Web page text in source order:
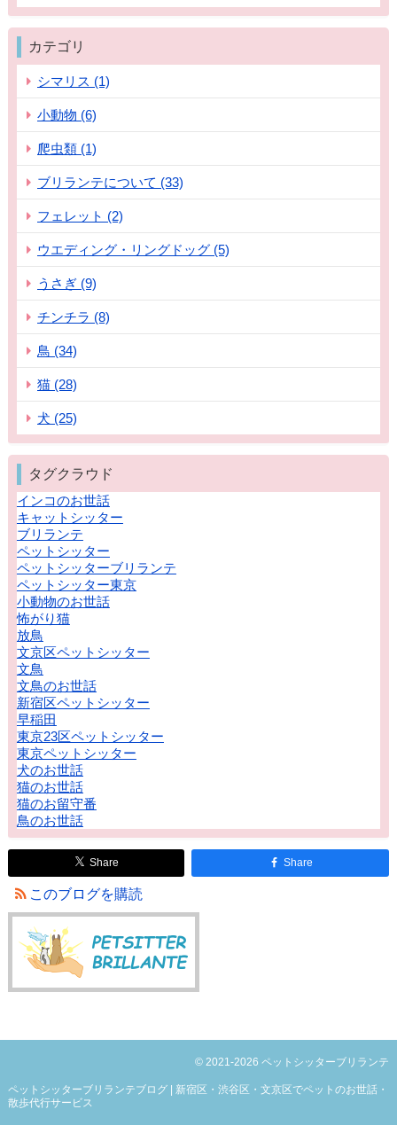
カテゴリ
シマリス (1)
小動物 (6)
爬虫類 (1)
ブリランテについて (33)
フェレット (2)
ウエディング・リングドッグ (5)
うさぎ (9)
チンチラ (8)
鳥 (34)
猫 (28)
犬 (25)
タグクラウド
インコのお世話
キャットシッター
ブリランテ
ペットシッター
ペットシッターブリランテ
ペットシッター東京
小動物のお世話
怖がり猫
放鳥
文京区ペットシッター
文鳥
文鳥のお世話
新宿区ペットシッター
早稲田
東京23区ペットシッター
東京ペットシッター
犬のお世話
猫のお世話
猫のお留守番
鳥のお世話
Share Share
このブログを購読
© 2021-2026 ペットシッターブリランテ
ペットシッターブリランテブログ | 新宿区・渋谷区・文京区でペットのお世話・
散歩代行サービス